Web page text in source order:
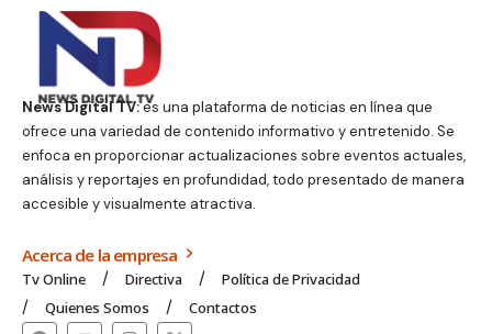
News Digital TV:es una plataforma de noticias en línea que
ofrece una variedad de contenido informativo y entretenido. Se
enfoca en proporcionar actualizaciones sobre eventos actuales,
análisis y reportajes en profundidad, todo presentado de manera
accesible y visualmente atractiva.
Acerca de la empresa
Tv Online Directiva
Política de Privacidad
Quienes Somos
Contactos